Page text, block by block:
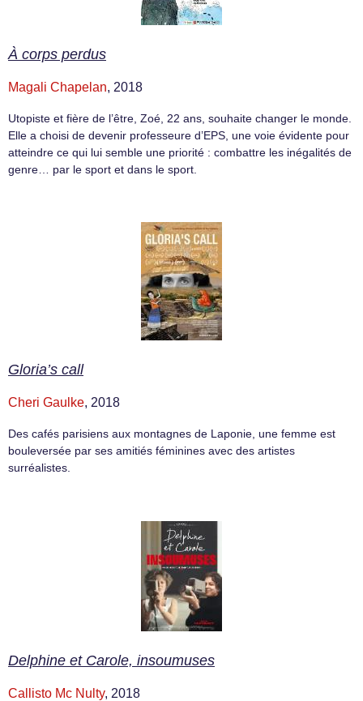
À corps perdus
Magali Chapelan, 2018
Utopiste et fière de l’être, Zoé, 22 ans, souhaite changer le monde.
Elle a choisi de devenir professeure d’EPS, une voie évidente pour
atteindre ce qui lui semble une priorité : combattre les inégalités de
genre… par le sport et dans le sport.
Gloria’s call
Cheri Gaulke, 2018
Des cafés parisiens aux montagnes de Laponie, une femme est
bouleversée par ses amitiés féminines avec des artistes
surréalistes.
Delphine et Carole, insoumuses
Callisto Mc Nulty, 2018